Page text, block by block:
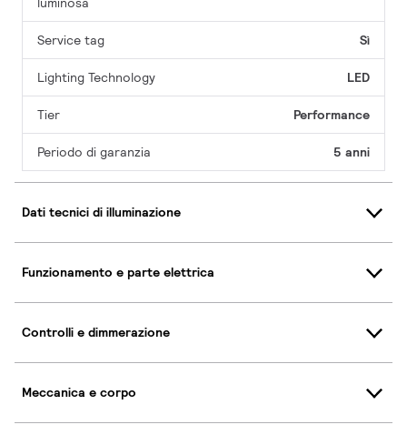
Service tag Sì
Lighting Technology LED
Tier Performance
Periodo di garanzia 5 anni
Dati tecnici di illuminazione
Funzionamento e parte elettrica
Controlli e dimmerazione
Meccanica e corpo